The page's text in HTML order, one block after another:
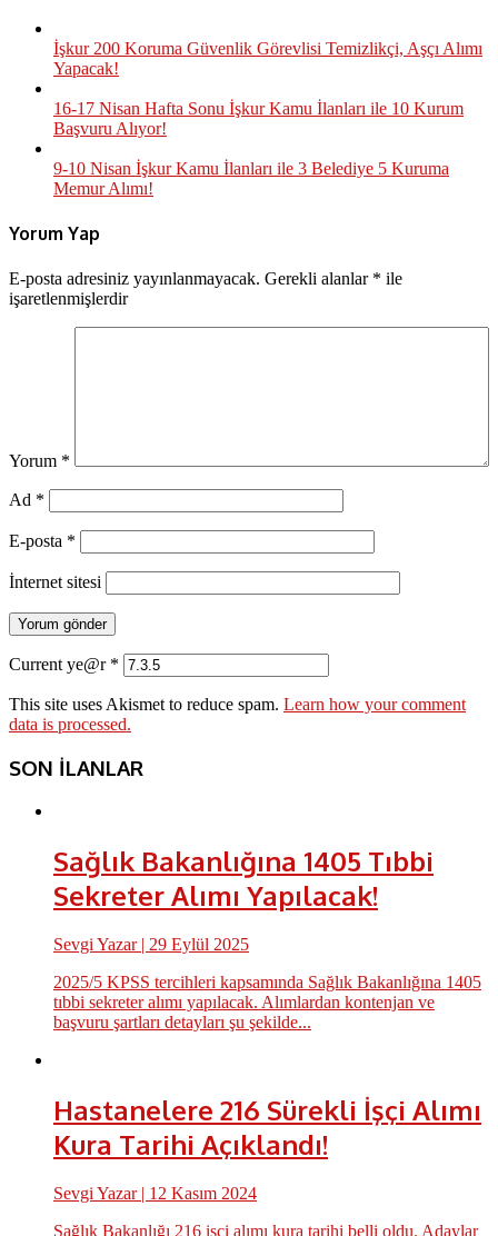
İşkur 200 Koruma Güvenlik Görevlisi Temizlikçi, Aşçı Alımı
Yapacak!
16-17 Nisan Hafta Sonu İşkur Kamu İlanları ile 10 Kurum
Başvuru Alıyor!
9-10 Nisan İşkur Kamu İlanları ile 3 Belediye 5 Kuruma
Memur Alımı!
Yorum Yap
E-posta adresiniz yayınlanmayacak. Gerekli alanlar * ile
işaretlenmişlerdir
Yorum *
Ad *
E-posta *
İnternet sitesi
Current ye@r *
This site uses Akismet to reduce spam. Learn how your comment
data is processed.
SON İLANLAR
Sağlık Bakanlığına 1405 Tıbbi
Sekreter Alımı Yapılacak!
Sevgi Yazar| 29 Eylül 2025
2025/5 KPSS tercihleri kapsamında Sağlık Bakanlığına 1405
tıbbi sekreter alımı yapılacak. Alımlardan kontenjan ve
başvuru şartları detayları şu şekilde...
Hastanelere 216 Sürekli İşçi Alımı
Kura Tarihi Açıklandı!
Sevgi Yazar| 12 Kasım 2024
Sağlık Bakanlığı 216 işçi alımı kura tarihi belli oldu. Adaylar